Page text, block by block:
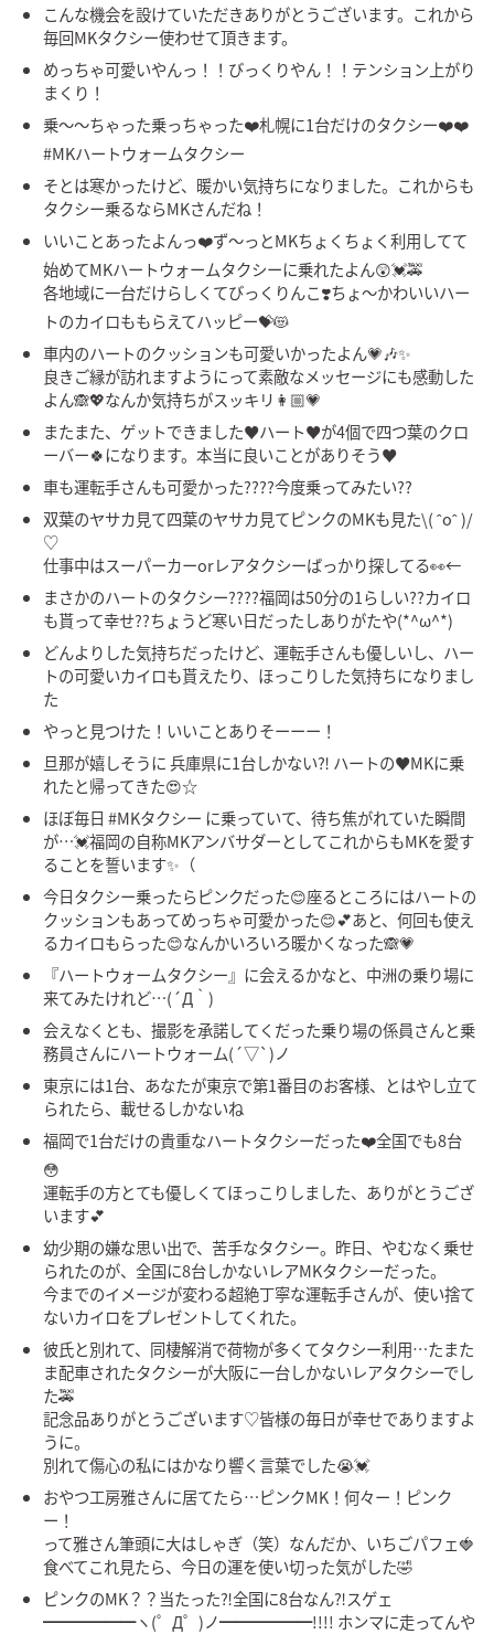
こんな機会を設けていただきありがとうございます。これから
毎回MKタクシー使わせて頂きます。
めっちゃ可愛いやんっ！！びっくりやん！！テンション上がり
まくり！
乗〜〜ちゃった乗っちゃった❤️札幌に1台だけのタクシー❤️❤️
#MKハートウォームタクシー
そとは寒かったけど、暖かい気持ちになりました。これからも
タクシー乗るならMKさんだね！
いいことあったよんっ❤️ず〜っとMKちょくちょく利用してて
始めてMKハートウォームタクシーに乗れたよん😲💓🚕
各地域に一台だけらしくてびっくりんこ❣️ちょ〜かわいいハー
トのカイロももらえてハッピー💝😻
車内のハートのクッションも可愛いかったよん💗🎶✨
良きご縁が訪れますようにって素敵なメッセージにも感動した
よん🙈💖なんか気持ちがスッキリ👩🏼💗
またまた、ゲットできました♥ハート♥が4個で四つ葉のクロ
ーバー🍀になります。本当に良いことがありそう♥
車も運転手さんも可愛かった????今度乗ってみたい??
双葉のヤサカ見て四葉のヤサカ見てピンクのMKも見た\( ˆoˆ )/
♡
仕事中はスーパーカーorレアタクシーばっかり探してる👀←
まさかのハートのタクシー????福岡は50分の1らしい??カイロ
も貰って幸せ??ちょうど寒い日だったしありがたや(*^ω^*)
どんよりした気持ちだったけど、運転手さんも優しいし、ハー
トの可愛いカイロも貰えたり、ほっこりした気持ちになりまし
た
やっと見つけた！いいことありそーーー！
旦那が嬉しそうに 兵庫県に1台しかない⁈ ハートの♥️MKに乗
れたと帰ってきた😍☆
ほぼ毎日 #MKタクシー に乗っていて、待ち焦がれていた瞬間
が…💓福岡の自称MKアンバサダーとしてこれからもMKを愛す
ることを誓います✨（
今日タクシー乗ったらピンクだった😊座るところにはハートの
クッションもあってめっちゃ可愛かった😊💕あと、何回も使え
るカイロもらった😊なんかいろいろ暖かくなった🙈💗
『ハートウォームタクシー』に会えるかなと、中洲の乗り場に
来てみたけれど…(´Д｀)
会えなくとも、撮影を承諾してくだった乗り場の係員さんと乗
務員さんにハートウォーム(´▽`)ノ
東京には1台、あなたが東京で第1番目のお客様、とはやし立て
られたら、載せるしかないね
福岡で1台だけの貴重なハートタクシーだった❤️全国でも8台
😳
運転手の方とても優しくてほっこりしました、ありがとうござ
います💕
幼少期の嫌な思い出で、苦手なタクシー。昨日、やむなく乗せ
られたのが、全国に8台しかないレアMKタクシーだった。
今までのイメージが変わる超絶丁寧な運転手さんが、使い捨て
ないカイロをプレゼントしてくれた。
彼氏と別れて、同棲解消で荷物が多くてタクシー利用…たまた
ま配車されたタクシーが大阪に一台しかないレアタクシーでし
た🚕
記念品ありがとうございます♡皆様の毎日が幸せでありますよ
うに。
別れて傷心の私にはかなり響く言葉でした😭💓
おやつ工房雅さんに居てたら…ピンクMK！何々ー！ピンク
ー！
って雅さん筆頭に大はしゃぎ（笑）なんだか、いちごパフェ🍓
食べてこれ見たら、今日の運を使い切った気がした🤣
ピンクのMK？？当たった⁈全国に8台なん⁈スゲェ
━━━━━━ヽ(゜Д゜)ノ━━━━━━!!!! ホンマに走ってんや